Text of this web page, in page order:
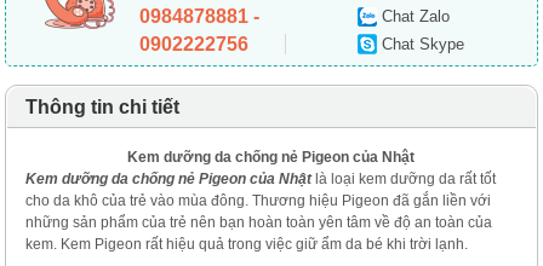
0984878881 -
0902222756
Chat Zalo
Chat Skype
Thông tin chi tiết
Kem dưỡng da chống nẻ Pigeon của Nhật
Kem dưỡng da chống nẻ Pigeon của Nhật là loại kem dưỡng da rất tốt
cho da khô của trẻ vào mùa đông. Thương hiệu Pigeon đã gắn liền với
những sản phẩm của trẻ nên bạn hoàn toàn yên tâm về độ an toàn của
kem. Kem Pigeon rất hiệu quả trong việc giữ ẩm da bé khi trời lạnh.